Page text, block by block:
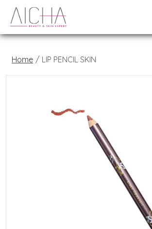
Home LIP PENCIL SKIN